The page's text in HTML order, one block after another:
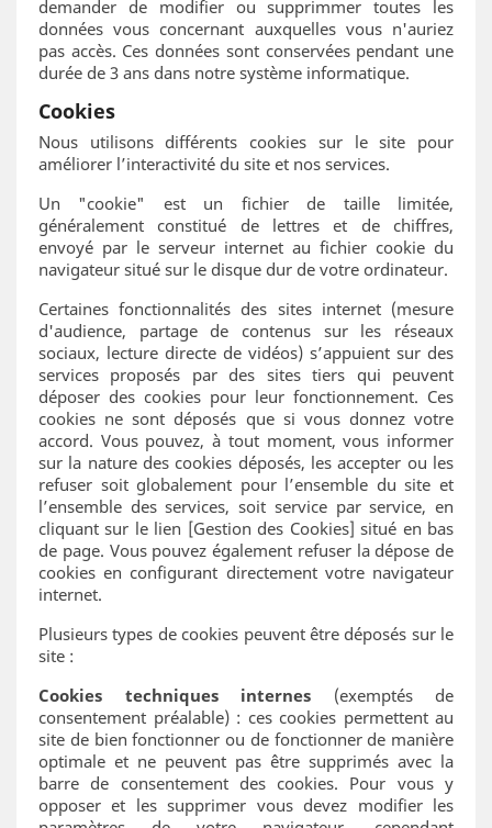
demander de modifier ou supprimmer toutes les
données vous concernant auxquelles vous n'auriez
pas accès. Ces données sont conservées pendant une
durée de 3 ans dans notre système informatique.
Cookies
Nous utilisons différents cookies sur le site pour
améliorer l’interactivité du site et nos services.
Un "cookie" est un fichier de taille limitée,
généralement constitué de lettres et de chiffres,
envoyé par le serveur internet au fichier cookie du
navigateur situé sur le disque dur de votre ordinateur.
Certaines fonctionnalités des sites internet (mesure
d'audience, partage de contenus sur les réseaux
sociaux, lecture directe de vidéos) s’appuient sur des
services proposés par des sites tiers qui peuvent
déposer des cookies pour leur fonctionnement. Ces
cookies ne sont déposés que si vous donnez votre
accord. Vous pouvez, à tout moment, vous informer
sur la nature des cookies déposés, les accepter ou les
refuser soit globalement pour l’ensemble du site et
l’ensemble des services, soit service par service, en
cliquant sur le lien [Gestion des Cookies] situé en bas
de page. Vous pouvez également refuser la dépose de
cookies en configurant directement votre navigateur
internet.
Plusieurs types de cookies peuvent être déposés sur le
site :
Cookies techniques internes (exemptés de
consentement préalable) : ces cookies permettent au
site de bien fonctionner ou de fonctionner de manière
optimale et ne peuvent pas être supprimés avec la
barre de consentement des cookies. Pour vous y
opposer et les supprimer vous devez modifier les